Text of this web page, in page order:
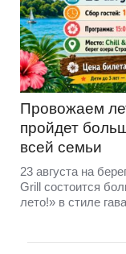
Провожаем
пройдет
всей семьи
23 августа на
Grill состоится
лето!» в стиле